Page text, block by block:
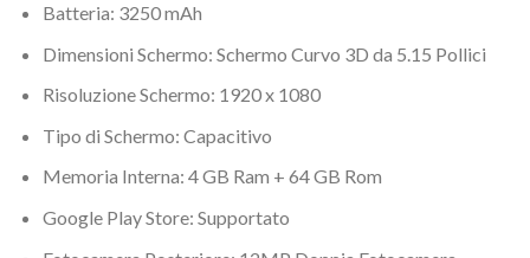
Batteria: 3250 mAh
Dimensioni Schermo: Schermo Curvo 3D da 5.15 Pollici
Risoluzione Schermo: 1920 x 1080
Tipo di Schermo: Capacitivo
Memoria Interna: 4 GB Ram + 64 GB Rom
Google Play Store: Supportato